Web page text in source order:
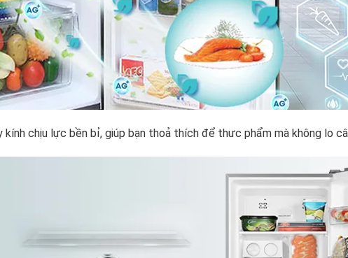
kính chịu lực bền bỉ, giúp bạn thoả thích để thưc phẩm mà không lo